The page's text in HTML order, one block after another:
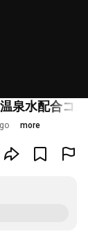
泉水配合コ
more